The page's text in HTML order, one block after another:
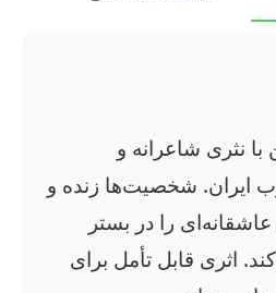
نثری شاعرانه و
ایران. شخصیت‌ها زنده و
را در بستر
اثری قابل تأمل برای